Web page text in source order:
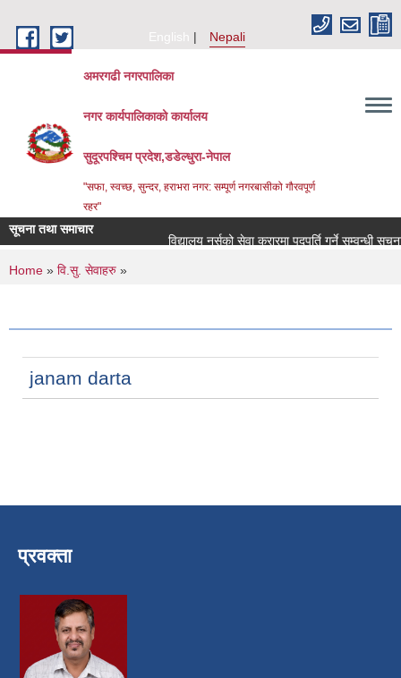
English
Nepali
अमरगढी नगरपालिका
नगर कार्यपालिकाको कार्यालय
सुदूरपश्चिम प्रदेश,डडेल्धुरा-नेपाल
"सफा, स्वच्छ, सुन्दर, हराभरा नगर: सम्पूर्ण नगरबासीको गौरवपूर्ण
रहर"
सूचना तथा समाचार
विद्यालय नर्सको सेवा करारमा पदपूर्ति गर्ने सम्वन्धी
You are here
Home » वि.सु. सेवाहरु »
janam darta
प्रवक्ता